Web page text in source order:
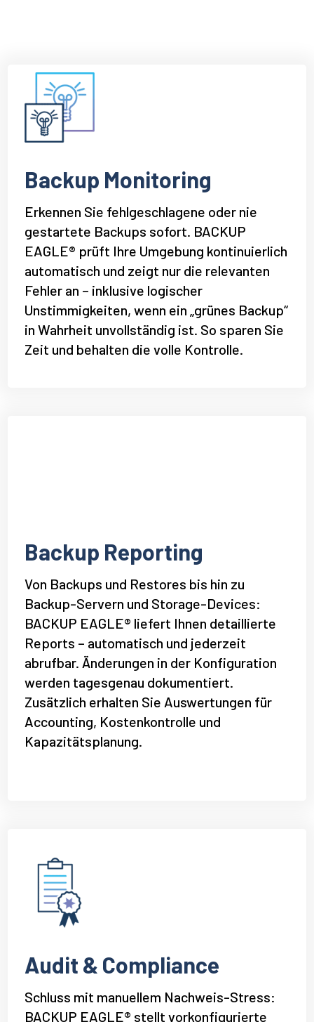
Backup Monitoring
Erkennen Sie fehlgeschlagene oder nie
gestartete Backups sofort. BACKUP
EAGLE® prüft Ihre Umgebung kontinuierlich
automatisch und zeigt nur die relevanten
Fehler an – inklusive logischer
Unstimmigkeiten, wenn ein „grünes Backup“
in Wahrheit unvollständig ist. So sparen Sie
Zeit und behalten die volle Kontrolle.
Backup Reporting
Von Backups und Restores bis hin zu
Backup-Servern und Storage-Devices:
BACKUP EAGLE® liefert Ihnen detaillierte
Reports – automatisch und jederzeit
abrufbar. Änderungen in der Konfiguration
werden tagesgenau dokumentiert.
Zusätzlich erhalten Sie Auswertungen für
Accounting, Kostenkontrolle und
Kapazitätsplanung.
Audit & Compliance
Schluss mit manuellem Nachweis-Stress:
BACKUP EAGLE® stellt vorkonfigurierte